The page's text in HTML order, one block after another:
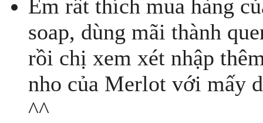
Em rất thích mua hàng
soap, dùng mãi thành
rồi chị xem xét nhập
nho của Merlot với mấy
^^